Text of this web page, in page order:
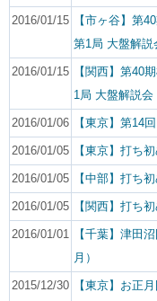
2016/01/15
【市ヶ谷】第
第1局 大盤解説
2016/01/15
【関西】第40
1局 大盤解説会
2016/01/06 【東京】第14
2016/01/05 【東京】打ち
2016/01/05 【中部】打ち
2016/01/05 【関西】打ち
2016/01/01
【千葉】津田
月）
2015/12/30
【東京】お正